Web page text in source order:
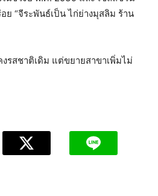
“จีระพันธ์เป็น ไก่ย่างมุสลิม ร้าน
รสชาติเดิม แต่ขยายสาขาเพิ่มไม่